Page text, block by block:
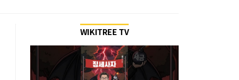
WIKITREE TV